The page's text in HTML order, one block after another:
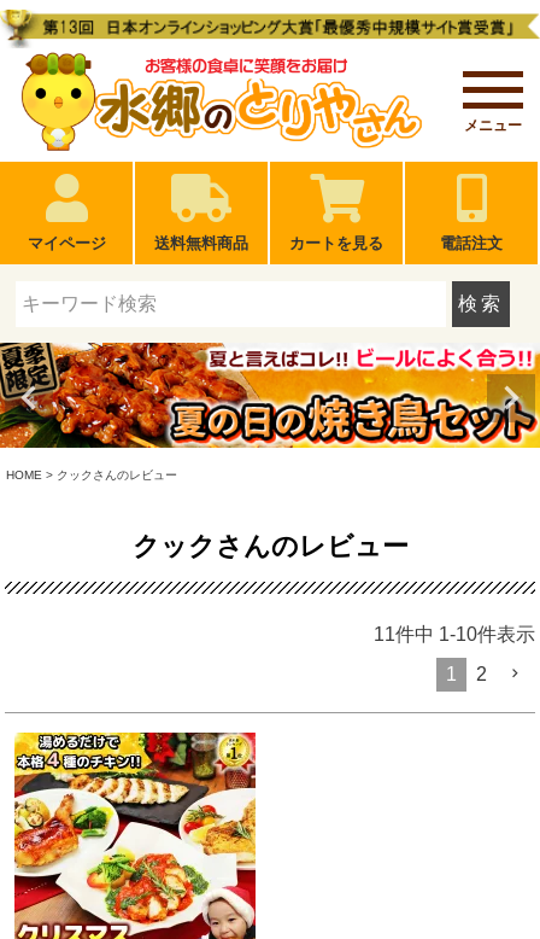
メニュー
マイページ 送料無料商品 カートを見る 電話注文
検索
HOME クックさんのレビュー
クックさんのレビュー
11件中 1-10件表示
1
2